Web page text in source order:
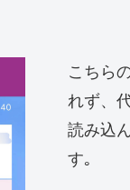
こちら
れず、
読み込
す｡